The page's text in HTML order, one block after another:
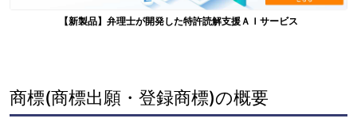
【新製品】弁理士が開発した特許読解支援ＡＩサービス
商標(商標出願・登録商標)の概要